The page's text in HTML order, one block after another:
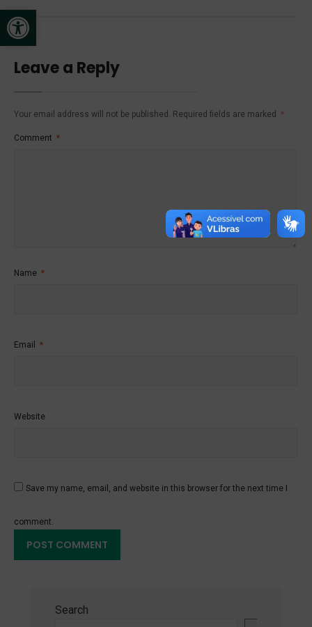
Open toolbar
Leave a Reply
Your email address will not be published. Required fields are marked *
Comment *
Name *
Email *
Website
Save my name, email, and website in this browser for the next time I
comment.
Search